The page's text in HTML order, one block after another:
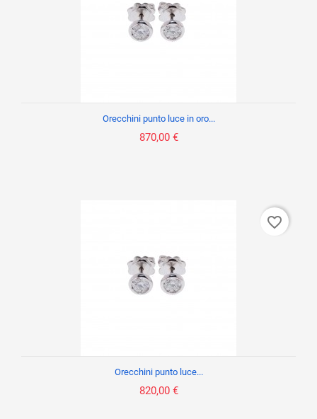
Orecchini punto luce in oro...
870,00 €
Orecchini punto luce...
820,00 €
favorite_border